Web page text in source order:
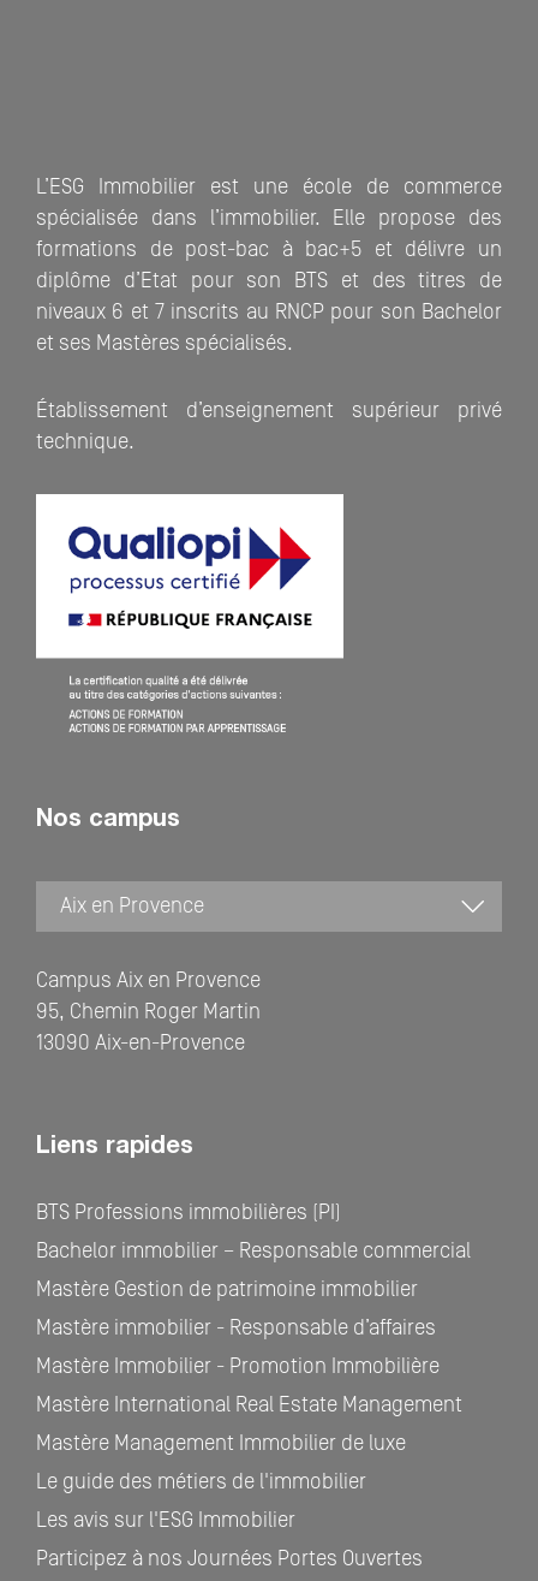
L’ESG Immobilier est une école de commerce
spécialisée dans l’immobilier. Elle propose des
formations de post-bac à bac+5 et délivre un
diplôme d’Etat pour son BTS et des titres de
niveaux 6 et 7 inscrits au RNCP pour son Bachelor
et ses Mastères spécialisés.
Établissement d’enseignement supérieur privé
technique.
Nos campus
Campus Aix en Provence
95, Chemin Roger Martin
13090 Aix-en-Provence
Liens rapides
BTS Professions immobilières (PI)
Bachelor immobilier – Responsable commercial
Mastère Gestion de patrimoine immobilier
Mastère immobilier - Responsable d’affaires
Mastère Immobilier - Promotion Immobilière
Mastère International Real Estate Management
Mastère Management Immobilier de luxe
Le guide des métiers de l'immobilier
Les avis sur l'ESG Immobilier
Participez à nos Journées Portes Ouvertes